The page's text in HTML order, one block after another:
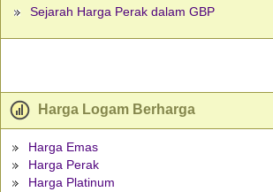
Sejarah Harga Perak dalam GBP
Harga Logam Berharga
Harga Emas
Harga Perak
Harga Platinum